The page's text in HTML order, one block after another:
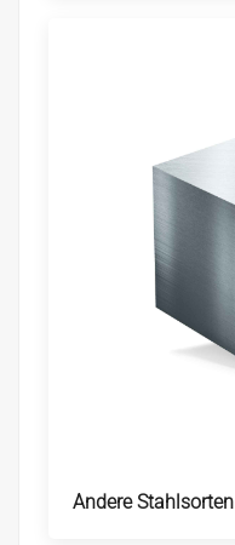
Andere Stahlsorten